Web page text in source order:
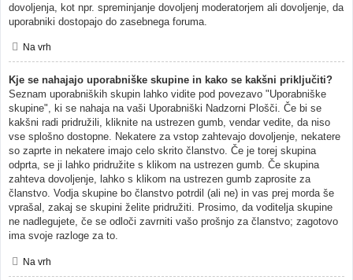
dovoljenja, kot npr. spreminjanje dovoljenj moderatorjem ali dovoljenje, da
uporabniki dostopajo do zasebnega foruma.
Na vrh
Kje se nahajajo uporabniške skupine in kako se kakšni priključiti?
Seznam uporabniških skupin lahko vidite pod povezavo "Uporabniške
skupine", ki se nahaja na vaši Uporabniški Nadzorni Plošči. Če bi se
kakšni radi pridružili, kliknite na ustrezen gumb, vendar vedite, da niso
vse splošno dostopne. Nekatere za vstop zahtevajo dovoljenje, nekatere
so zaprte in nekatere imajo celo skrito članstvo. Če je torej skupina
odprta, se ji lahko pridružite s klikom na ustrezen gumb. Če skupina
zahteva dovoljenje, lahko s klikom na ustrezen gumb zaprosite za
članstvo. Vodja skupine bo članstvo potrdil (ali ne) in vas prej morda še
vprašal, zakaj se skupini želite pridružiti. Prosimo, da voditelja skupine
ne nadlegujete, če se odloči zavrniti vašo prošnjo za članstvo; zagotovo
ima svoje razloge za to.
Na vrh